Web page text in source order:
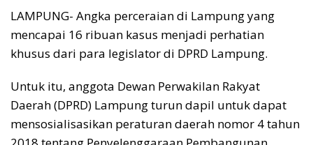
LAMPUNG- Angka perceraian di Lampung yang
mencapai 16 ribuan kasus menjadi perhatian
khusus dari para legislator di DPRD Lampung.
Untuk itu, anggota Dewan Perwakilan Rakyat
Daerah (DPRD) Lampung turun dapil untuk dapat
mensosialisasikan peraturan daerah nomor 4 tahun